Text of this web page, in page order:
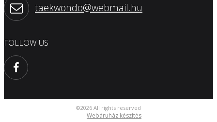
taekwondo@webmail.hu
FOLLOW US
©2026 All rights reserved
Webáruház készítés